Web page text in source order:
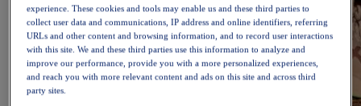
experience. These cookies and tools may enable us and these third parties to
collect user data and communications, IP address and online identifiers, referring
URLs and other content and browsing information, and to record user interactions
with this site. We and these third parties use this information to analyze and
improve our performance, provide you with a more personalized experiences,
and reach you with more relevant content and ads on this site and across third
party sites.